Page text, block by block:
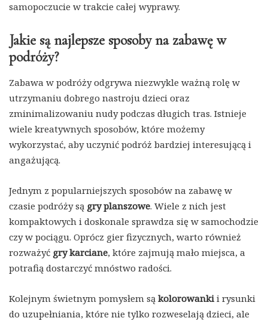
samopoczucie w trakcie całej wyprawy.
Jakie są najlepsze sposoby na zabawę w
podróży?
Zabawa w podróży odgrywa niezwykle ważną rolę w
utrzymaniu dobrego nastroju dzieci oraz
zminimalizowaniu nudy podczas długich tras. Istnieje
wiele kreatywnych sposobów, które możemy
wykorzystać, aby uczynić podróż bardziej interesującą i
angażującą.
Jednym z popularniejszych sposobów na zabawę w
czasie podróży są gry planszowe. Wiele z nich jest
kompaktowych i doskonale sprawdza się w samochodzie
czy w pociągu. Oprócz gier fizycznych, warto również
rozważyć gry karciane, które zajmują mało miejsca, a
potrafią dostarczyć mnóstwo radości.
Kolejnym świetnym pomysłem są kolorowankii rysunki
do uzupełniania, które nie tylko rozweselają dzieci, ale